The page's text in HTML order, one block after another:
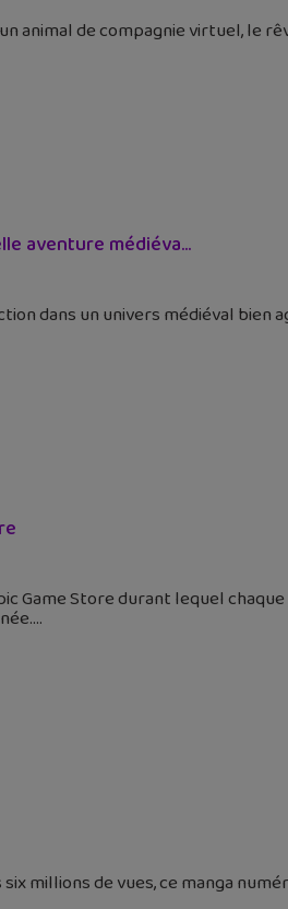
animal de compagnie virtuel, le
aventure médiéva...
dans un univers médiéval bien
Game Store durant lequel
millions de vues, ce manga